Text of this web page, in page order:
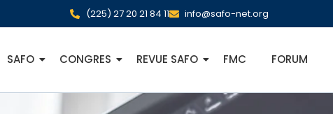
(225) 27 20 21 84 11 info@safo-net.org
SAFO CONGRES REVUE SAFO FMC FORUM